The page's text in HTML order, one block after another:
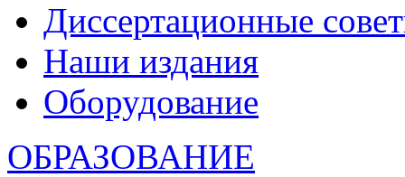
Диссертационные
Наши издания
Оборудование
ОБРАЗОВАНИЕ